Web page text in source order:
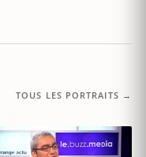
TOUS LES PORTRAITS →